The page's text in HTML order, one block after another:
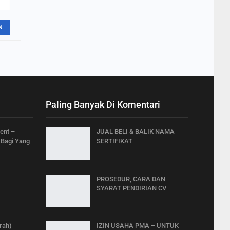
–
Yang
Paling Banyak Di Komentari
JUAL BELI & BALIK NAMA
SERTIFIKAT
PROSEDUR, CARA DAN
SYARAT PENDIRIAN CV
IZIN USAHA PMA – UNTUK